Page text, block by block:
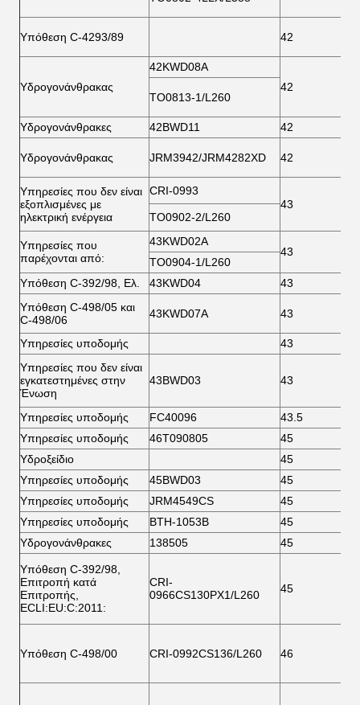
Υπόθεση C-4293/89 42
Υδρογονάνθρακας
42KWD08A
42
ΤΟ0813-1/L260
Υδρογονάνθρακες 42BWD11 42
Υδρογονάνθρακας JRM3942/JRM4282XD 42
Υπηρεσίες που δεν είναι
εξοπλισμένες με
ηλεκτρική ενέργεια
CRI-0993
43
ΤΟ0902-2/L260
Υπηρεσίες που
παρέχονται από:
43KWD02A
43
ΤΟ0904-1/L260
Υπόθεση C-392/98, Ελ.
43KWD04 43
Υπόθεση C-498/05 και
C-498/06
43KWD07A 43
Υπηρεσίες υποδομής 43
Υπηρεσίες που δεν είναι
εγκατεστημένες στην
Ένωση
43BWD03 43
Υπηρεσίες υποδομής FC40096 43.5
Υπηρεσίες υποδομής
46Τ090805 45
Υδροξείδιο
45
Υπηρεσίες υποδομής
45BWD03 45
Υπηρεσίες υποδομής
JRM4549CS 45
Υπηρεσίες υποδομής
BTH-1053B 45
Υδρογονάνθρακες
138505 45
Υπόθεση C-392/98,
Επιτροπή κατά
Επιτροπής,
ECLI:EU:C:2011:
CRI-
0966CS130PX1/L260
45
Υπόθεση C-498/00 CRI-0992CS136/L260 46